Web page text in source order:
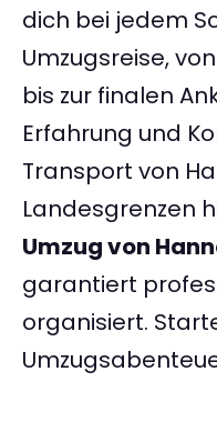
dich bei jedem
Umzugsreise,
bis zur finalen
Erfahrung und
Transport von
Landesgrenzen
Umzug von
garantiert
organisiert.